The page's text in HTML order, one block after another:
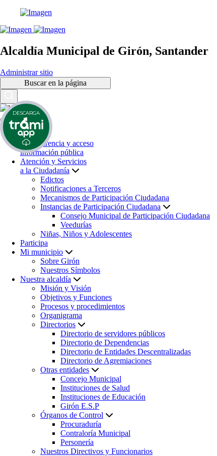
Alcaldía Municipal de Girón, Santander
Administrar sitio
Buscar en la página
Inicio
Transparencia y acceso
información pública
Atención y Servicios
a la Ciudadanía
Edictos
Notificaciones a Terceros
Mecanismos de Participación Ciudadana
Instancias de Participación Ciudadana
Consejo Municipal de Participación Ciudadana
Veedurías
Niñas, Niños y Adolescentes
Participa
Mi municipio
Sobre Girón
Nuestros Símbolos
Nuestra alcaldía
Misión y Visión
Objetivos y Funciones
Procesos y procedimientos
Organigrama
Directorios
Directorio de servidores públicos
Directorio de Dependencias
Directorio de Entidades Descentralizadas
Directorio de Agremiaciones
Otras entidades
Concejo Municipal
Instituciones de Salud
Instituciones de Educación
Girón E.S.P
Órganos de Control
Procuraduría
Contraloría Municipal
Personería
Nuestros Directivos y Funcionarios
DESCARGA